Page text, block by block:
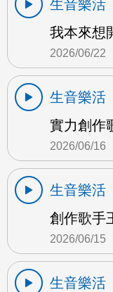
生音樂活
我本來想
2026/06/22
生音樂活
實力創作
2026/06/16
生音樂活
創作歌手
2026/06/15
生音樂活